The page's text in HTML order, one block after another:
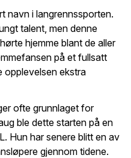
navn i langrennssporten.
talent, men denne
hjemme blant de aller
på et fullsatt
opplevelsen ekstra
ofte grunnlaget for
ble dette starten på en
Hun har senere blitt en av
gjennom tidene.